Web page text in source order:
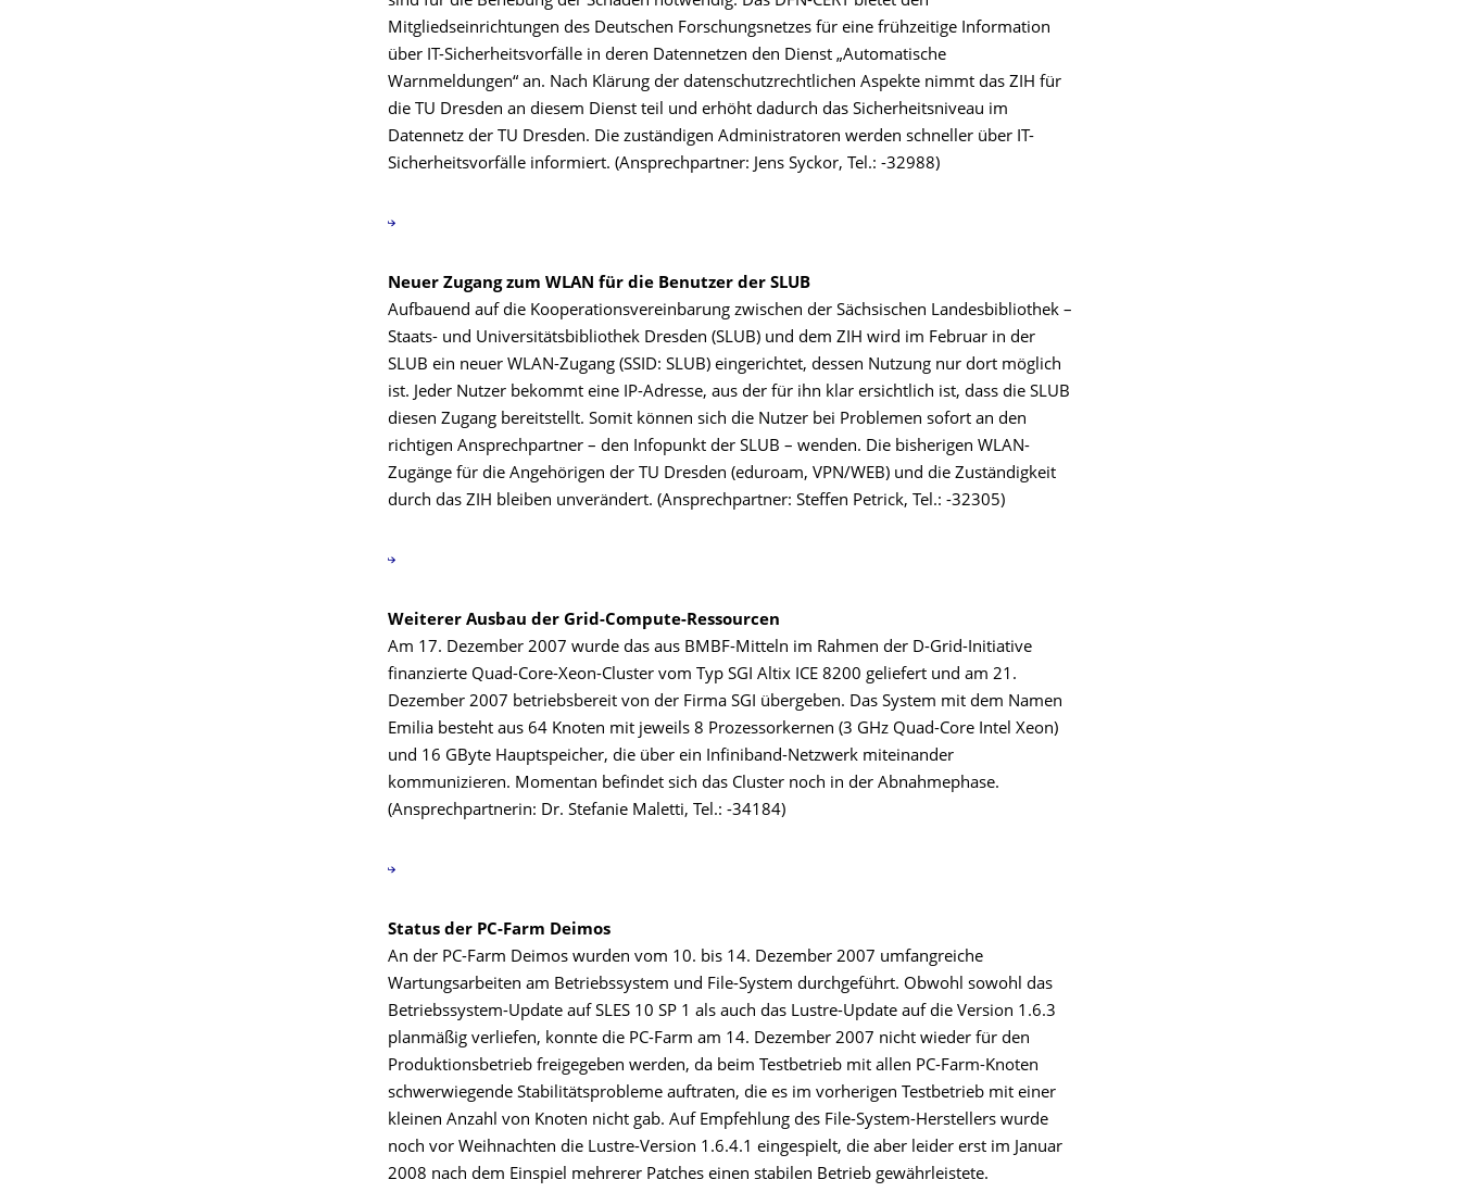
Mitgliedseinrichtungen des Deutschen Forschungsnetzes für eine frühzeitige Information
über IT-Sicherheitsvorfälle in deren Datennetzen den Dienst „Automatische
Warnmeldungen“ an. Nach Klärung der datenschutzrechtlichen Aspekte nimmt das ZIH für
die TU Dresden an diesem Dienst teil und erhöht dadurch das Sicherheitsniveau im
Datennetz der TU Dresden. Die zuständigen Administratoren werden schneller über IT-
Sicherheitsvorfälle informiert. (Ansprechpartner: Jens Syckor, Tel.: -32988)
Neuer Zugang zum WLAN für die Benutzer der SLUB
Aufbauend auf die Kooperationsvereinbarung zwischen der Sächsischen Landesbibliothek –
Staats- und Universitätsbibliothek Dresden (SLUB) und dem ZIH wird im Februar in der
SLUB ein neuer WLAN-Zugang (SSID: SLUB) eingerichtet, dessen Nutzung nur dort möglich
ist. Jeder Nutzer bekommt eine IP-Adresse, aus der für ihn klar ersichtlich ist, dass die SLUB
diesen Zugang bereitstellt. Somit können sich die Nutzer bei Problemen sofort an den
richtigen Ansprechpartner – den Infopunkt der SLUB – wenden. Die bisherigen WLAN-
Zugänge für die Angehörigen der TU Dresden (eduroam, VPN/WEB) und die Zuständigkeit
durch das ZIH bleiben unverändert. (Ansprechpartner: Steffen Petrick, Tel.: -32305)
Weiterer Ausbau der Grid-Compute-Ressourcen
Am 17. Dezember 2007 wurde das aus BMBF-Mitteln im Rahmen der D-Grid-Initiative
finanzierte Quad-Core-Xeon-Cluster vom Typ SGI Altix ICE 8200 geliefert und am 21.
Dezember 2007 betriebsbereit von der Firma SGI übergeben. Das System mit dem Namen
Emilia besteht aus 64 Knoten mit jeweils 8 Prozessorkernen (3 GHz Quad-Core Intel Xeon)
und 16 GByte Hauptspeicher, die über ein Infiniband-Netzwerk miteinander
kommunizieren. Momentan befindet sich das Cluster noch in der Abnahmephase.
(Ansprechpartnerin: Dr. Stefanie Maletti, Tel.: -34184)
Status der PC-Farm Deimos
An der PC-Farm Deimos wurden vom 10. bis 14. Dezember 2007 umfangreiche
Wartungsarbeiten am Betriebssystem und File-System durchgeführt. Obwohl sowohl das
Betriebssystem-Update auf SLES 10 SP 1 als auch das Lustre-Update auf die Version 1.6.3
planmäßig verliefen, konnte die PC-Farm am 14. Dezember 2007 nicht wieder für den
Produktionsbetrieb freigegeben werden, da beim Testbetrieb mit allen PC-Farm-Knoten
schwerwiegende Stabilitätsprobleme auftraten, die es im vorherigen Testbetrieb mit einer
kleinen Anzahl von Knoten nicht gab. Auf Empfehlung des File-System-Herstellers wurde
noch vor Weihnachten die Lustre-Version 1.6.4.1 eingespielt, die aber leider erst im Januar
2008 nach dem Einspiel mehrerer Patches einen stabilen Betrieb gewährleistete.